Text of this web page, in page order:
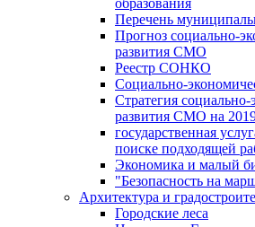
образования
Перечень
Прогноз социально-
развития СМО
Реестр СОНКО
Социально-
Стратегия социально-
развития СМО на
государственная
поиске подходящей
Экономика и малый
"Безопасность на
Архитектура и
Городские леса